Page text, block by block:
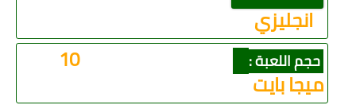
انجليزي
حجم اللعبة : 10
ميجا بايت